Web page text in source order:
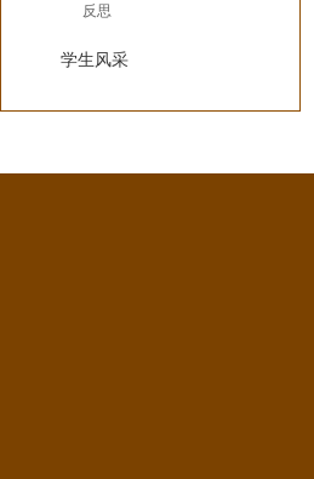
反思
学生风采